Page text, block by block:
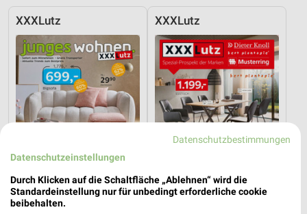
XXXLutz XXXLutz
Datenschutzbestimmungen
Datenschutzeinstellungen
Durch Klicken auf die Schaltfläche „Ablehnen“ wird die
Standardeinstellung nur für unbedingt erforderliche cookie
beibehalten.